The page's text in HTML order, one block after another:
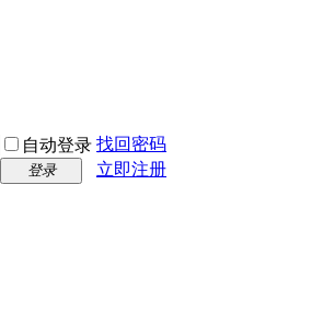
自动登录 找回密码
登录
立即注册